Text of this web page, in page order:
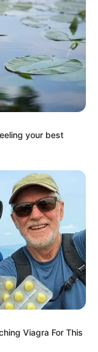
your best
Viagra For This